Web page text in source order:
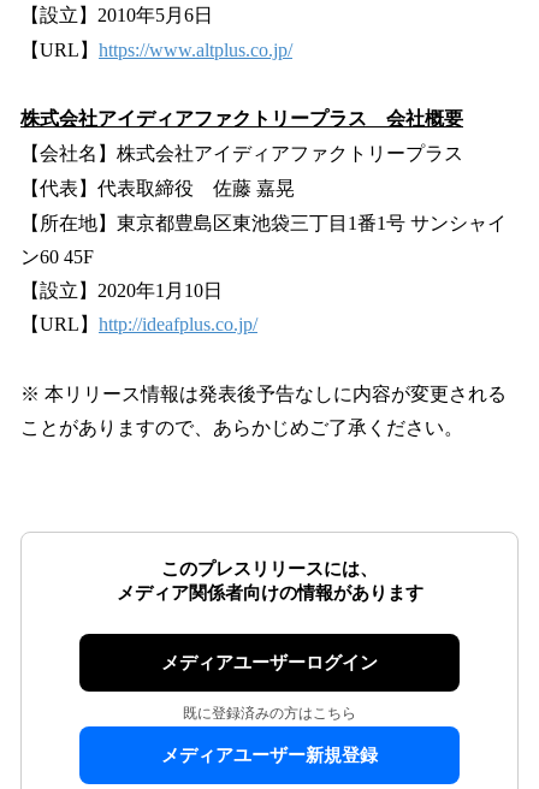
【設立】2010年5月6日
【URL】 https://www.altplus.co.jp/
株式会社アイディアファクトリープラス 会社概要
【会社名】株式会社アイディアファクトリープラス
【代表】代表取締役 佐藤 嘉晃
【所在地】東京都豊島区東池袋三丁目1番1号 サンシャイ
ン60 45F
【設立】2020年1月10日
【URL】 http://ideafplus.co.jp/
※ 本リリース情報は発表後予告なしに内容が変更される
ことがありますので、あらかじめご了承ください。
このプレスリリースには、
メディア関係者向けの情報があります
メディアユーザーログイン
既に登録済みの方はこちら
メディアユーザー新規登録